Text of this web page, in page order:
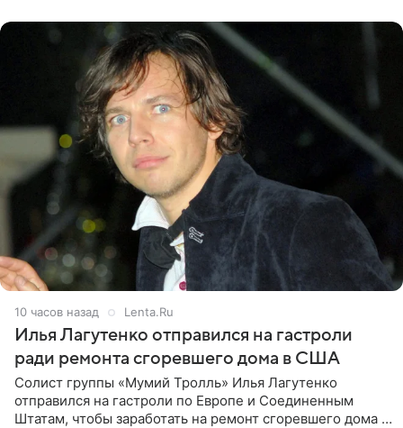
10 часов назад Lenta.Ru
Илья Лагутенко отправился на гастроли
ради ремонта сгоревшего дома в США
Солист группы «Мумий Тролль» Илья Лагутенко
отправился на гастроли по Европе и Соединенным
Штатам, чтобы заработать на ремонт сгоревшего дома в